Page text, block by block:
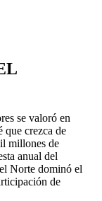
se valoró en
que crezca de
millones de
anual del
Norte dominó el
de